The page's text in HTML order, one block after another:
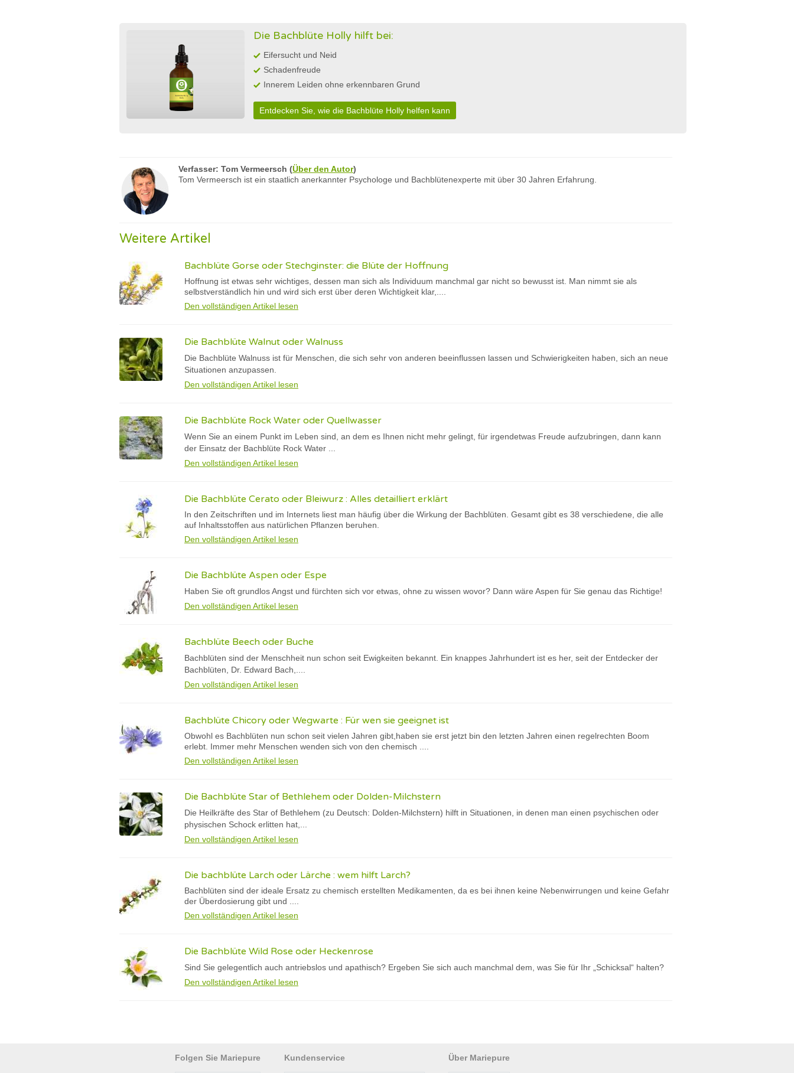
Die Bachblüte Holly hilft bei:
Eifersucht und Neid
Schadenfreude
Innerem Leiden ohne erkennbaren Grund
Entdecken Sie, wie die Bachblüte Holly helfen kann
Verfasser: Tom Vermeersch (Über den Autor)
Tom Vermeersch ist ein staatlich anerkannter Psychologe und Bachblütenexperte mit über 30 Jahren Erfahrung.
Weitere Artikel
Bachblüte Gorse oder Stechginster: die Blüte der Hoffnung
Hoffnung ist etwas sehr wichtiges, dessen man sich als Individuum manchmal gar nicht so bewusst ist. Man nimmt sie als
selbstverständlich hin und wird sich erst über deren Wichtigkeit klar,....
Den vollständigen Artikel lesen
Die Bachblüte Walnut oder Walnuss
Die Bachblüte Walnuss ist für Menschen, die sich sehr von anderen beeinflussen lassen und Schwierigkeiten haben, sich an neue
Situationen anzupassen.
Den vollständigen Artikel lesen
Die Bachblüte Rock Water oder Quellwasser
Wenn Sie an einem Punkt im Leben sind, an dem es Ihnen nicht mehr gelingt, für irgendetwas Freude aufzubringen, dann kann
der Einsatz der Bachblüte Rock Water ...
Den vollständigen Artikel lesen
Die Bachblüte Cerato oder Bleiwurz : Alles detailliert erklärt
In den Zeitschriften und im Internets liest man häufig über die Wirkung der Bachblüten. Gesamt gibt es 38 verschiedene, die alle
auf Inhaltsstoffen aus natürlichen Pflanzen beruhen.
Den vollständigen Artikel lesen
Die Bachblüte Aspen oder Espe
Haben Sie oft grundlos Angst und fürchten sich vor etwas, ohne zu wissen wovor? Dann wäre Aspen für Sie genau das Richtige!
Den vollständigen Artikel lesen
Bachblüte Beech oder Buche
Bachblüten sind der Menschheit nun schon seit Ewigkeiten bekannt. Ein knappes Jahrhundert ist es her, seit der Entdecker der
Bachblüten, Dr. Edward Bach,....
Den vollständigen Artikel lesen
Bachblüte Chicory oder Wegwarte : Für wen sie geeignet ist
Obwohl es Bachblüten nun schon seit vielen Jahren gibt,haben sie erst jetzt bin den letzten Jahren einen regelrechten Boom
erlebt. Immer mehr Menschen wenden sich von den chemisch ....
Den vollständigen Artikel lesen
Die Bachblüte Star of Bethlehem oder Dolden-Milchstern
Die Heilkräfte des Star of Bethlehem (zu Deutsch: Dolden-Milchstern) hilft in Situationen, in denen man einen psychischen oder
physischen Schock erlitten hat,...
Den vollständigen Artikel lesen
Die bachblüte Larch oder Lärche : wem hilft Larch?
Bachblüten sind der ideale Ersatz zu chemisch erstellten Medikamenten, da es bei ihnen keine Nebenwirrungen und keine Gefahr
der Überdosierung gibt und ....
Den vollständigen Artikel lesen
Die Bachblüte Wild Rose oder Heckenrose
Sind Sie gelegentlich auch antriebslos und apathisch? Ergeben Sie sich auch manchmal dem, was Sie für Ihr „Schicksal“ halten?
Den vollständigen Artikel lesen
Folgen Sie Mariepure Kundenservice Über Mariepure